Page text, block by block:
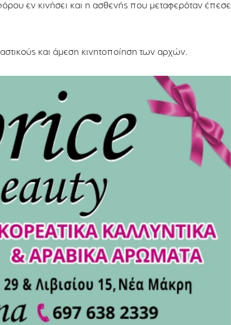
εν κινήσει και η ασθενής που μεταφερόταν έπεσε
και άμεση κινητοποίηση των αρχών.